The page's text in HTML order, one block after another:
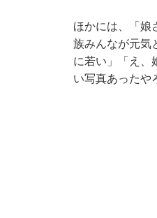
ほかには、「娘
族みんなが元気
に若い」「え、
い写真あったや